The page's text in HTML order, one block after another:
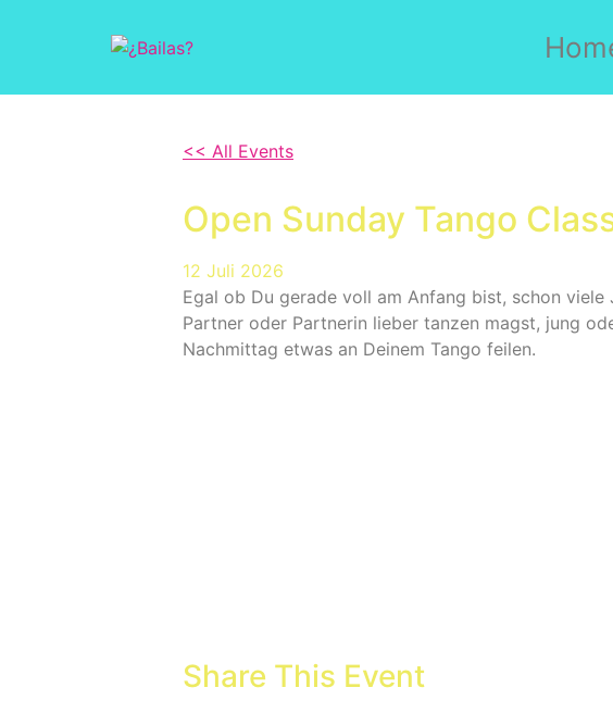
<< All Events
Open Sunday Tango
12 Juli 2026
Egal ob Du gerade voll am Anfang bist, schon
Partner oder Partnerin lieber tanzen magst, jung
Nachmittag etwas an Deinem Tango feilen.
Share This Event